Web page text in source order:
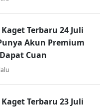
Terbaru 24 Juli
Akun Premium
Cuan
Terbaru 23 Juli